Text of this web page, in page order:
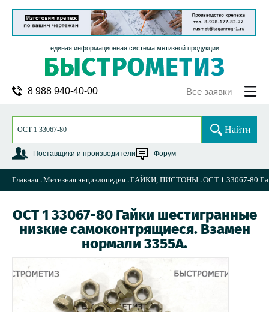
единая информационная система метизной продукции
8 988 940-40-00 Все заявки
Поставщики и производители Форум
Найти
Главная Метизная энциклопедия ГАЙКИ, ПИСТОНЫ ОСТ 1 33067-80
ОСТ 1 33067-80 Гайки шестигранные
низкие самоконтрящиеся. Взамен
нормали 3355А.